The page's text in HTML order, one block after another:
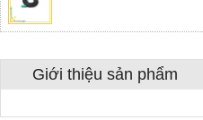
Giới thiệu sản phẩm